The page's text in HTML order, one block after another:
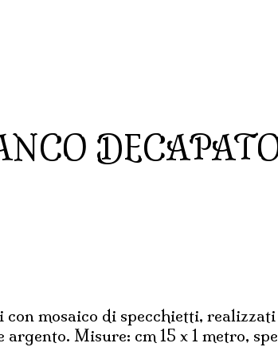
mosaico di specchietti,
Misure: cm 15 x 1 metro,